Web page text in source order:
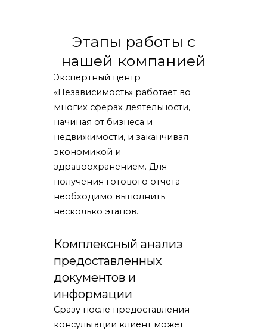
Этапы работы с
нашей компанией
Экспертный центр
«Независимость» работает во
многих сферах деятельности,
начиная от бизнеса и
недвижимости, и заканчивая
экономикой и
здравоохранением. Для
получения готового отчета
необходимо выполнить
несколько этапов.
Комплексный анализ
предоставленных
документов и
информации
Сразу после предоставления
консультации клиент может